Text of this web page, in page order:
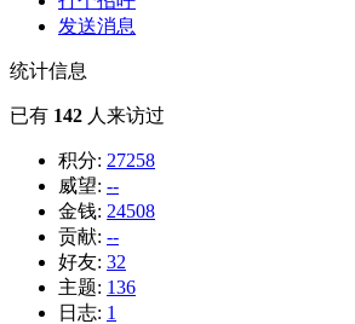
发送消息
统计信息
已有 142 人来访过
积分: 27258
威望: --
金钱: 24508
贡献: --
好友: 32
主题: 136
日志: 1